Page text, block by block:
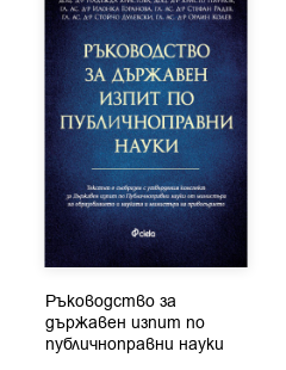
Ръководство за
държавен изпит по
публичноправни науки